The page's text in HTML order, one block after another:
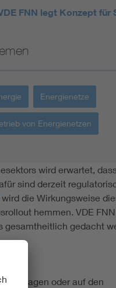
Energienetze
von Energienetzen
wird erwartet,
sind derzeit
wird die Wirkungsweise
hemmen. VDE
gesamtheitlich gedacht
Anlagen oder auf den